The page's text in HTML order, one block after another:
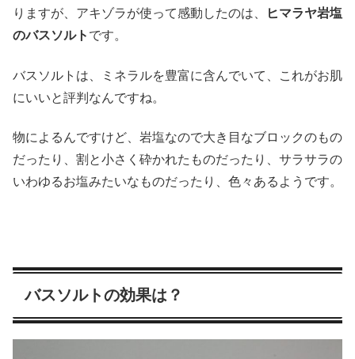
りますが、アキゾラが使って感動したのは、
ヒマラヤ岩塩
のバスソルト です。
バスソルトは、ミネラルを豊富に含んでいて、これがお肌
にいいと評判なんですね。
物によるんですけど、岩塩なので大き目なブロックのもの
だったり、割と小さく砕かれたものだったり、サラサラの
いわゆるお塩みたいなものだったり、色々あるようです。
バスソルトの効果は？